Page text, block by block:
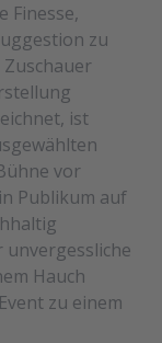
Finesse,
zu
ist
vor
Publikum auf
Hauch
zu einem